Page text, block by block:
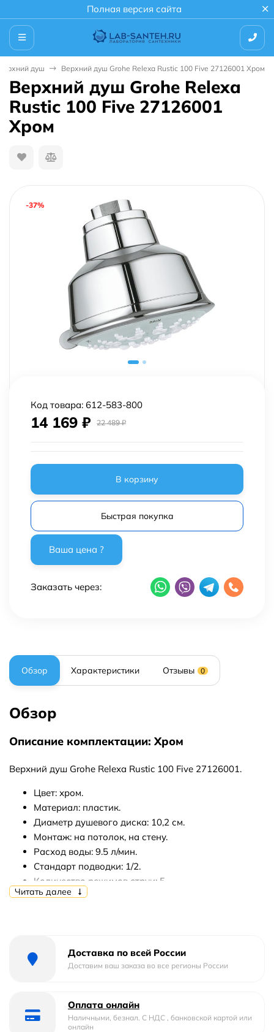
Полная версия сайта
душ Верхний душ Grohe Relexa Rustic 100 Five 27126001 Хром
Верхний душ Grohe Relexa
Rustic 100 Five 27126001
Хром
-37%
Код товара: 612-583-800
14 169 ₽ 22 489₽
В корзину
Быстрая покупка
Заказать через:
Обзор Характеристики Отзывы 0
Обзор
Описание комплектации: Хром
Верхний душ Grohe Relexa Rustic 100 Five 27126001.
Цвет: хром.
Материал: пластик.
Диаметр душевого диска: 10,2 см.
Монтаж: на потолок, на стену.
Расход воды: 9.5 л/мин.
Стандарт подводки: 1/2.
Количество режимов струи: 5.
Переключение режимов лейки: поворотное.
В комплекте поставки: верхний душ.
Читать далее
Доставка по всей России
Доставим ваш заказа во все регионы России
Оплата онлайн
Наличными, безнал. С НДС , банковской картой или
онлайн